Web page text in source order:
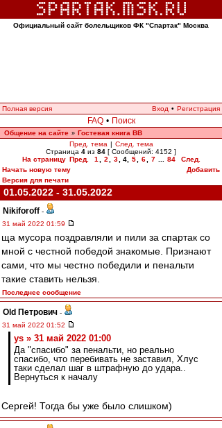
Официальный сайт болельщиков ФК "Спартак" Москва
Полная версия Вход • Регистрация
FAQ • Поиск
Общение на сайте » Гостевая книга ВВ
Пред. тема | След. тема
Страница 4 из 84 [ Сообщений: 4152 ]
На страницу Пред. 1 2 3 4, 5 6 7 84
След.
Начать новую тему
Добавить
Версия для печати
01.05.2022 - 31.05.2022
Nikiforoff -
31 май 2022 01:59
ща мусора поздравляли и пили за спартак со
мной с честной победой знакомые. Признают
сами, что мы честно победили и пенальти
такие ставить нельзя.
Последнее сообщение
Old Петрович -
31 май 2022 01:52
ys » 31 май 2022 01:00
Да "спасибо" за пенальти, но реально
спасибо, что перебивать не заставил, Хлус
таки сделал шаг в штрафную до удара..
Вернуться к началу
Сергей! Тогда бы уже было слишком)